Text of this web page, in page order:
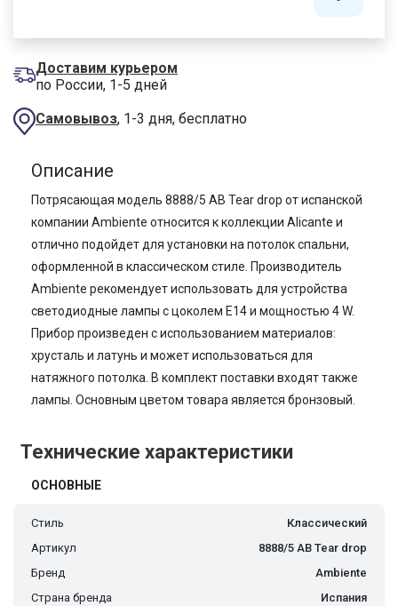
Доставим курьером
по России, 1-5 дней
Самовывоз, 1-3 дня, бесплатно
Описание
Потрясающая модель 8888/5 AB Tear drop от испанской
компании Ambiente относится к коллекции Alicante и
отлично подойдет для установки на потолок спальни,
оформленной в классическом стиле. Производитель
Ambiente рекомендует использовать для устройства
светодиодные лампы с цоколем E14 и мощностью 4 W.
Прибор произведен с использованием материалов:
хрусталь и латунь и может использоваться для
натяжного потолка. В комплект поставки входят также
лампы. Основным цветом товара является бронзовый.
Технические характеристики
ОСНОВНЫЕ
Стиль
Классический
Артикул
8888/5 AB Tear drop
Бренд
Ambiente
Страна бренда
Испания